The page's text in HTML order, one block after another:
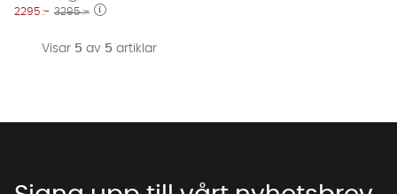
2295 :- 3295 :-
Visar 5 av 5 artiklar